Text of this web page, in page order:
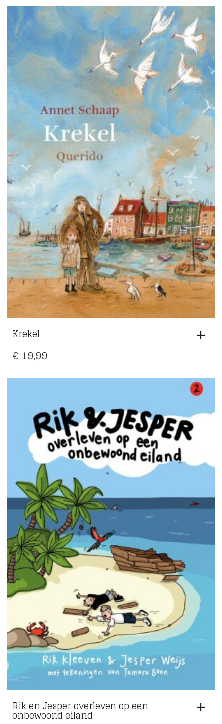
Krekel
€ 19,99
Rik en Jesper overleven op een
onbewoond eiland